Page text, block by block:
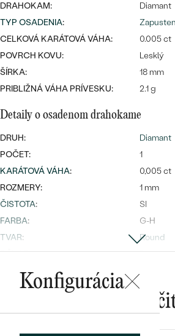
OBJAVIŤ
Bestsellery
DRAHOKAM:
Diamant
TYP OSADENIA:
CELKOVÁ KARÁTOVÁ VÁHA:
0.005 ct
POVRCH KOVU:
Lesklý
ŠÍRKA:
18 mm
PRIBLIŽNÁ VÁHA PRÍVESKU:
2.1 g
Detaily o osadenom drahokame
DRUH:
Diamant
POČET:
1
KARÁTOVÁ VÁHA:
0,005 ct
ROZMERY:
1 mm
ČISTOTA:
SI
FARBA:
G-H
TVAR:
Round
PÔVOD:
Prírodný
Konfigurácia
Mohlo by sa vám